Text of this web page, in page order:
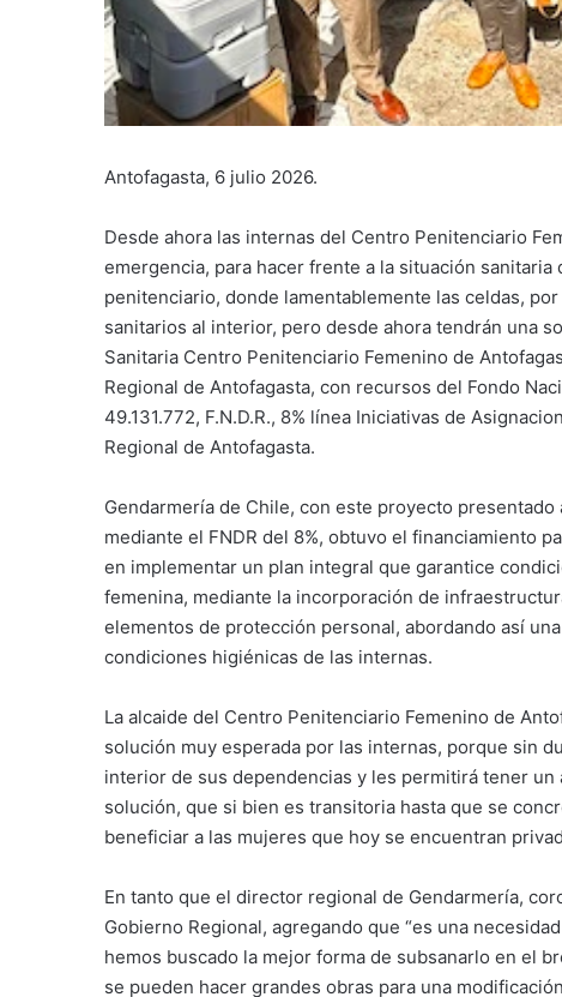
Antofagasta, 6 julio 2026.
Desde ahora las internas del Centro Penitenciario
emergencia, para hacer frente a la situación
penitenciario, donde lamentablemente las celdas,
sanitarios al interior, pero desde ahora tendrán una
Sanitaria Centro Penitenciario Femenino de
Regional de Antofagasta, con recursos del Fondo
49.131.772, F.N.D.R., 8% línea Iniciativas de
Regional de Antofagasta.
Gendarmería de Chile, con este proyecto
mediante el FNDR del 8%, obtuvo el financiamiento
en implementar un plan integral que garantice
femenina, mediante la incorporación de
elementos de protección personal, abordando así
condiciones higiénicas de las internas.
La alcaide del Centro Penitenciario Femenino de
solución muy esperada por las internas, porque sin
interior de sus dependencias y les permitirá tener
solución, que si bien es transitoria hasta que se
beneficiar a las mujeres que hoy se encuentran
En tanto que el director regional de Gendarmería,
Gobierno Regional, agregando que “es una
hemos buscado la mejor forma de subsanarlo en el
se pueden hacer grandes obras para una